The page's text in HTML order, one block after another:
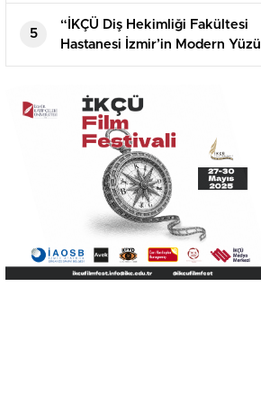
5
“İKÇÜ Diş Hekimliği Fakültesi
Hastanesi İzmir’in Modern Yüzü
Olacak”